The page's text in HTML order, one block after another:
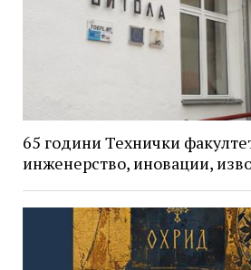
65 години Технички
инженерство, иновации,